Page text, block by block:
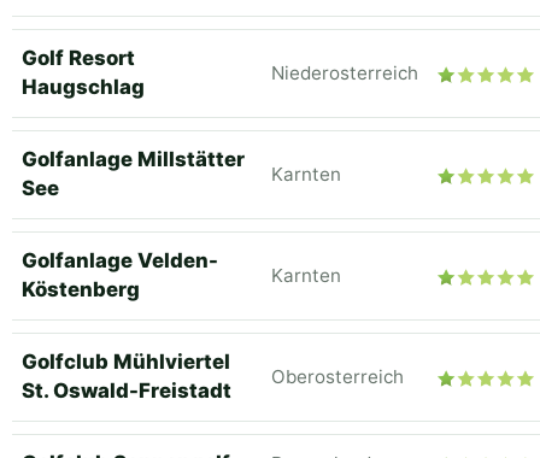
Golf Resort
Haugschlag
Niederosterreich
Golfanlage Millstätter
See
Karnten
Golfanlage Velden-
Köstenberg
Karnten
Golfclub Mühlviertel
St. Oswald-Freistadt
Oberosterreich